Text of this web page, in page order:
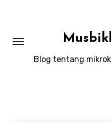
Blog tentang